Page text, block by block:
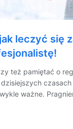
leczyć się
też pamiętać o
ważne.